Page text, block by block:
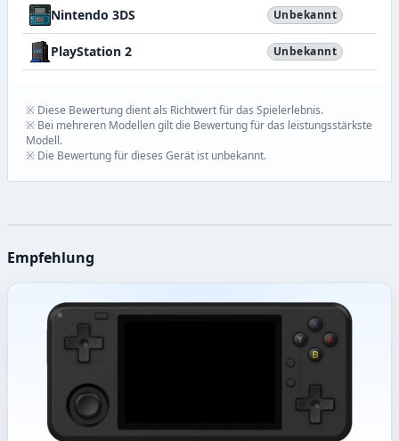
Nintendo 3DS Unbekannt
PlayStation 2 Unbekannt
※ Diese Bewertung dient als Richtwert für das Spielerlebnis.
※ Bei mehreren Modellen gilt die Bewertung für das leistungsstärkste
Modell.
※ Die Bewertung für dieses Gerät ist unbekannt.
Empfehlung